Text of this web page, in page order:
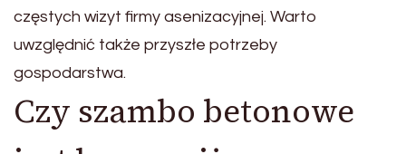
częstych wizyt firmy asenizacyjnej. Warto
uwzględnić także przyszłe potrzeby
gospodarstwa.
Czy szambo betonowe